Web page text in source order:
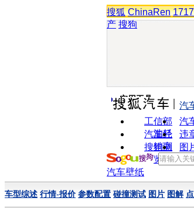
搜狐 ChinaRen
产 搜狗
实用工具
工信部
油耗
汽
汽车经
销商
违
搜狗浏
览器
图
汽
汽车壁纸
车型综述 行情-报价 参数配置 碰撞测试 图片 图解